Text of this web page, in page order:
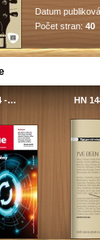
Datum
Počet stran: 40
-… HN